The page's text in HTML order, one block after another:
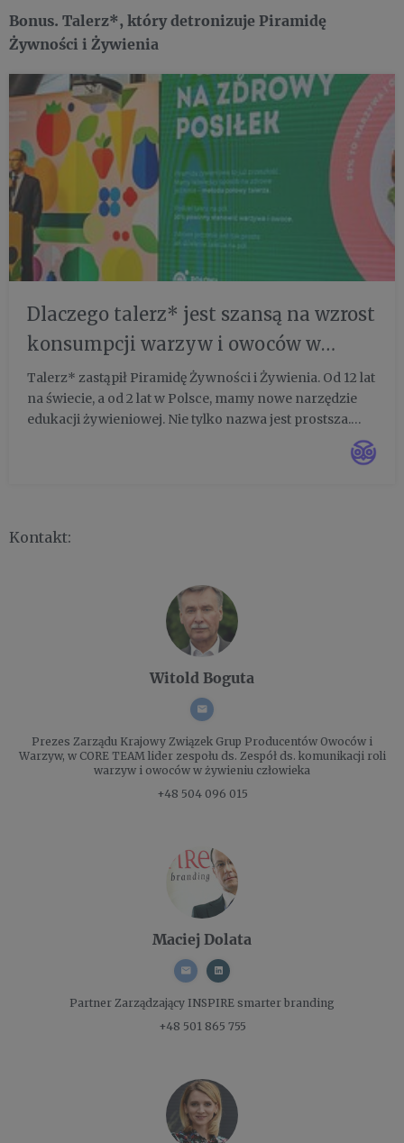
Bonus. Talerz*, który detronizuje Piramidę
Żywności i Żywienia
Dlaczego talerz* jest szansą na wzrost
konsumpcji warzyw i owoców w
Polsce?
Talerz* zastąpił Piramidę Żywności i Żywienia. Od 12 lat
na świecie, a od 2 lat w Polsce, mamy nowe narzędzie
edukacji żywieniowej. Nie tylko nazwa jest prostsza.
Talerz* podoba się bo jest praktyczniejszy. Pomaga w
przygotowywaniu codziennych posiłków i jest czyteln...
Kontakt:
Witold Boguta
Prezes Zarządu Krajowy Związek Grup Producentów Owoców i
Warzyw, w CORE TEAM lider zespołu ds. Zespół ds. komunikacji roli
warzyw i owoców w żywieniu człowieka
+48 504 096 015
Maciej Dolata
Partner Zarządzający INSPIRE smarter branding
+48 501 865 755